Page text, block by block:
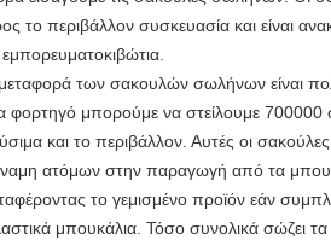
το περιβάλλον συσκευασία και είναι
των σακουλών σωλήνων είναι
φορτηγό μπορούμε να στείλουμε
και το περιβάλλον. Αυτές οι
ατόμων στην παραγωγή από τα
το γεμισμένο προϊόν εάν
μπουκάλια. Τόσο συνολικά σώζει